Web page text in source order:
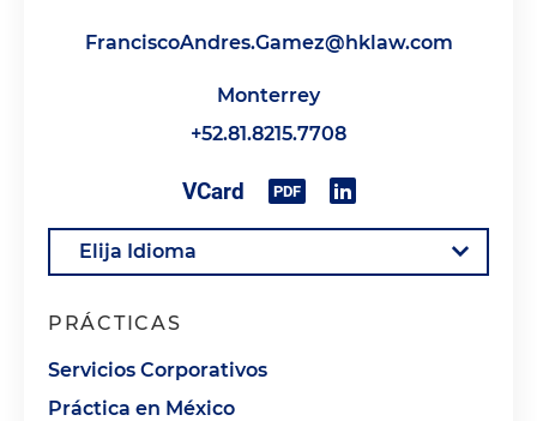
FranciscoAndres.Gamez@hklaw.com
Monterrey
+52.81.8215.7708
PRÁCTICAS
Servicios Corporativos
Práctica en México